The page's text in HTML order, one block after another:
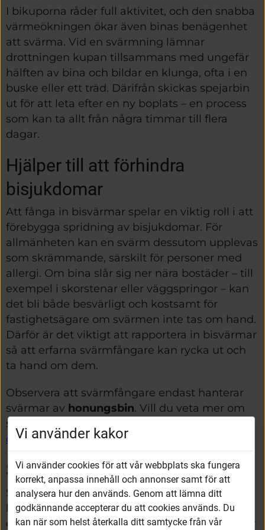
I bikuporna råder full aktivitet, och den snabba
värmeökningen ökar även binas benägenhet
att svärma. Vid en svärmning lämnar
drottningen kupan tillsammans med ungefär
hälften av bina och bildar en klunga, ofta i en
buske eller ett träd. Därifrån skickas spejarbin
ut för att leta efter en ny boplats – en process
som kan ta allt från några timmar till flera
dagar.
Hjälper till att förhindra
bisjukdomar
Att fånga in bisvärmar spelar en viktig roll i att
förebygga spridning av bisjukdomar. För
allmänheten kan en svärm dessutom upplevas
som skrämmande, särskilt för personer med
allergi. Om bina slår sig ner nära bostäder – till
exempel i skorstenar eller väggspringor – kan
det bli både besvärligt och kostsamt för
fastighetsägare om svärmen inte tas om hand.
Därför är det viktigt att rapportera in bisvärmar
så att erfarna svärmfångare kan rycka ut och
ta hand om dem.
Observera att svärmfångare endast hanterar
svärmar av honungsbin. Vill du veta mer om
skillnaden mellan bin och getingar?
du läsa mer.
Länk till annan webbplats,
Så fungerar Svärmtelefonen
Svärmtelefonen är en kostnadsfri tjänst som
hjälper dig att snabbt komma i kontakt med
en biodlare i ditt närområde. Om du upptäcker
Vi använder kakor
Vi använder cookies för att vår webbplats ska fungera
korrekt, anpassa innehåll och annonser samt för att
analysera hur den används. Genom att lämna ditt
godkännande accepterar du att cookies används. Du
kan när som helst återkalla ditt samtycke från vår